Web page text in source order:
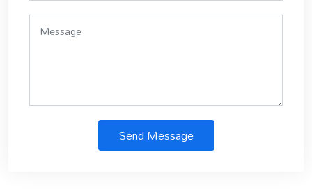
Send Message